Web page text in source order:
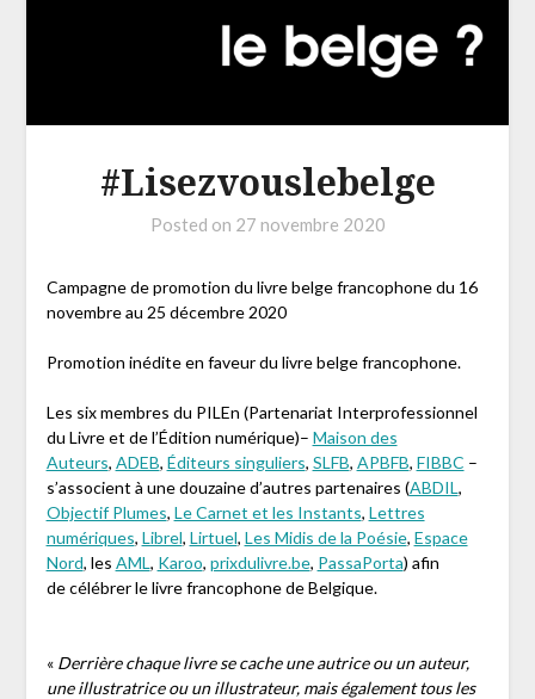
#Lisezvouslebelge
Posted on 27 novembre 2020
Campagne de promotion du livre belge francophone du 16
novembre au 25 décembre 2020
Promotion inédite en faveur du livre belge francophone.
Les six membres du PILEn (Partenariat Interprofessionnel
du Livre et de l’Édition numérique)– Maison des
Auteurs, ADEB, Éditeurs singuliers, SLFB, APBFB, FIBBC –
s’associent à une douzaine d’autres partenaires (ABDIL,
Objectif Plumes, Le Carnet et les Instants, Lettres
numériques, Librel, Lirtuel, Les Midis de la Poésie, Espace
Nord, les AML, Karoo, prixdulivre.be, PassaPorta) afin
de célébrer le livre francophone de Belgique.
« Derrière chaque livre se cache une autrice ou un auteur,
une illustratrice ou un illustrateur, mais également tous les